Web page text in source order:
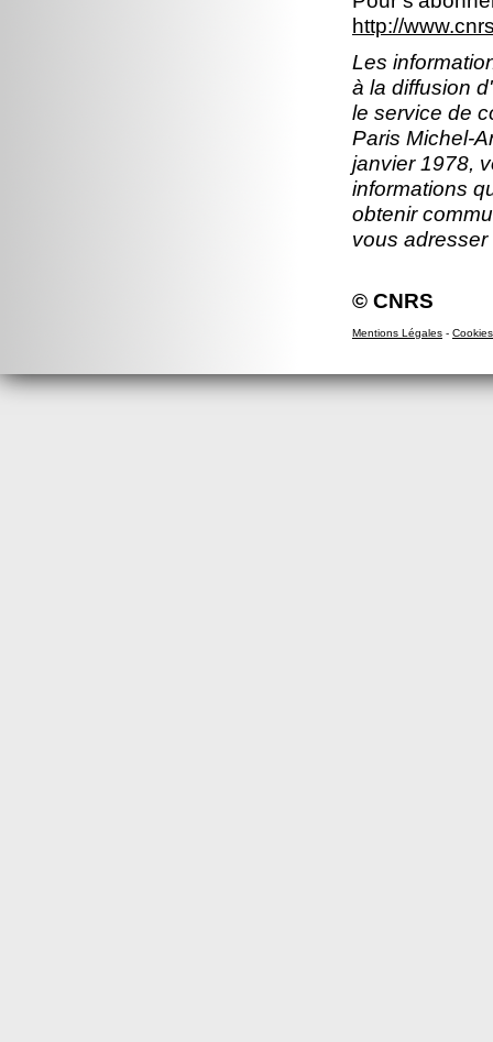
http://
Les
à la diffusion
le service de
Paris Michel-
janvier 1978,
informations
obtenir
vous
© CNRS
Mentions Légales - Cookies